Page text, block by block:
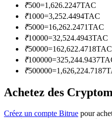
Information
Analyse de mégadonnées,
commerciales, etc.
₹500=1,626.2247TAC
₹1000=3,252.4494TAC
₹5000=16,262.2471TAC
₹10000=32,524.4943TAC
₹50000=162,622.4718TAC
₹100000=325,244.9437
₹500000=1,626,224.7187
Achetez des
Créez un compte Bitrue pour